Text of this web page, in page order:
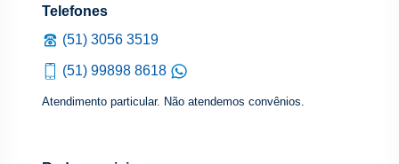
Telefones
(51) 3056 3519
(51) 99898 8618
Atendimento particular. Não atendemos convênios.